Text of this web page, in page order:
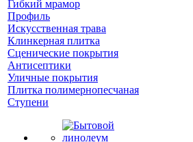
Гибкий мрамор
Профиль
Искусственная трава
Клинкерная плитка
Сценические покрытия
Антисептики
Уличные покрытия
Плитка полимернопесчаная
Ступени